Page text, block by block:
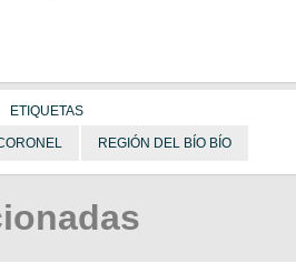
ETIQUETAS
REGIÓN DEL BÍO BÍO